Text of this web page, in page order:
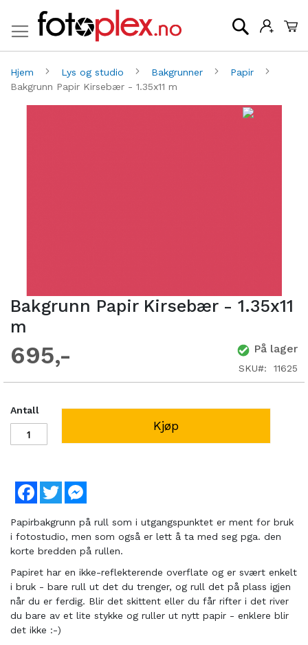
Søk
Hjem Lys og studio Bakgrunner
Papir
Bakgrunn Papir Kirsebær - 1.35x11 m
Bakgrunn Papir Kirsebær - 1.35x11
m
695 På lager
SKU 11625
Antall
Kjøp
Facebook
Twitter
Papirbakgrunn på rull som i utgangspunktet er ment for bruk
i fotostudio, men som også er lett å ta med seg pga. den
korte bredden på rullen.
Papiret har en ikke-reflekterende overflate og er svært enkelt
i bruk - bare rull ut det du trenger, og rull det på plass igjen
når du er ferdig. Blir det skittent eller du får rifter i det river
du bare av et lite stykke og ruller ut nytt papir - enklere blir
det ikke :-)